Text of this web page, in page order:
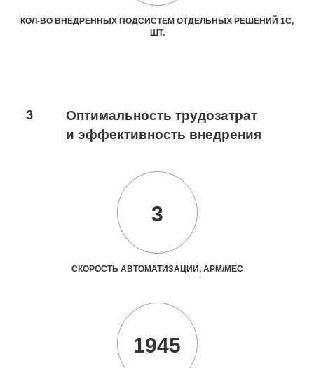
КОЛ-ВО ВНЕДРЕННЫХ ПОДСИСТЕМ ОТДЕЛЬНЫХ РЕШЕНИЙ 1С,
ШТ.
3
Оптимальность трудозатрат
и эффективность внедрения
3
СКОРОСТЬ АВТОМАТИЗАЦИИ, АРМ/МЕС
1945